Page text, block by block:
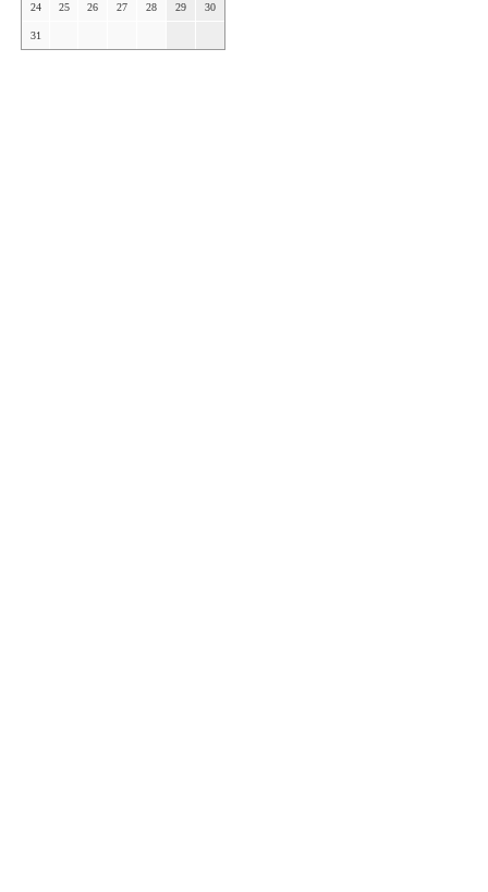
24 25 26 27 28 29 30
31